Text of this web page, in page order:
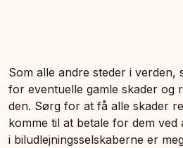
Som alle andre steder i verden,
for eventuelle gamle skader og
den. Sørg for at få alle skader
komme til at betale for dem
i biludlejningsselskaberne er